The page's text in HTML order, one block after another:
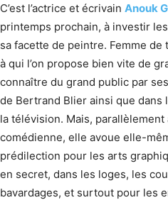
C’est l’actrice et écrivain Anouk
printemps prochain, à investir
sa facette de peintre. Femme
à qui l’on propose bien vite de
connaître du grand public par
de Bertrand Blier ainsi que dans
la télévision. Mais,
comédienne, elle avoue elle-
prédilection pour les arts
en secret, dans les loges, les
bavardages, et surtout pour les